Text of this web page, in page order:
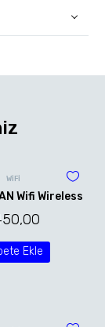
WİFİ
Wifi Wireless
Ekle